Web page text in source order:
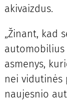
akivaizdus.
„Žinant, kad
automobilius
asmenys,
nei vidutinės
naujesnio